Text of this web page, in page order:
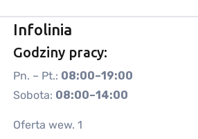
Infolinia
Godziny pracy:
Pn. – Pt.: 08:00–19:00
Sobota: 08:00–14:00
Oferta wew. 1